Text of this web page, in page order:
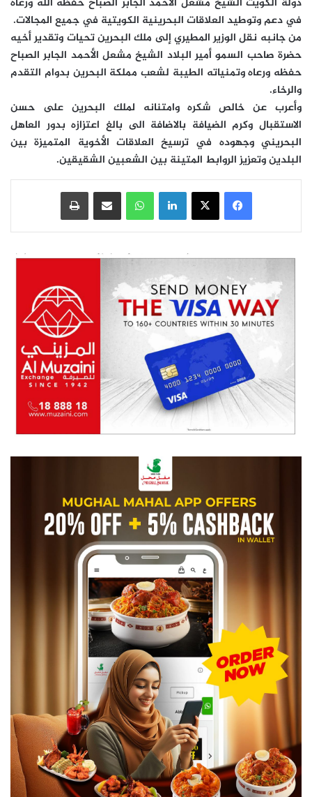
في دعم وتوطيد العلاقات البحرينية الكويتية في جميع المجالات.
من جانبه نقل الوزير المطيري إلى ملك البحرين تحيات وتقدير أخيه
حضرة صاحب السمو أمير البلاد الشيخ مشعل الأحمد الجابر الصباح
حفظه ورعاه وتمنياته الطيبة لشعب مملكة البحرين بدوام التقدم
والرخاء.
وأعرب عن خالص شكره وامتنانه لملك البحرين على حسن
الاستقبال وكرم الضيافة بالاضافة الى بالغ اعتزازه بدور العاهل
البحريني وجهوده في ترسيخ العلاقات الأخوية المتميزة بين
البلدين وتعزيز الروابط المتينة بين الشعبين الشقيقين.
فيسبوك‫X لينكدإنواتساب مشاركة عبر البريد طباعة